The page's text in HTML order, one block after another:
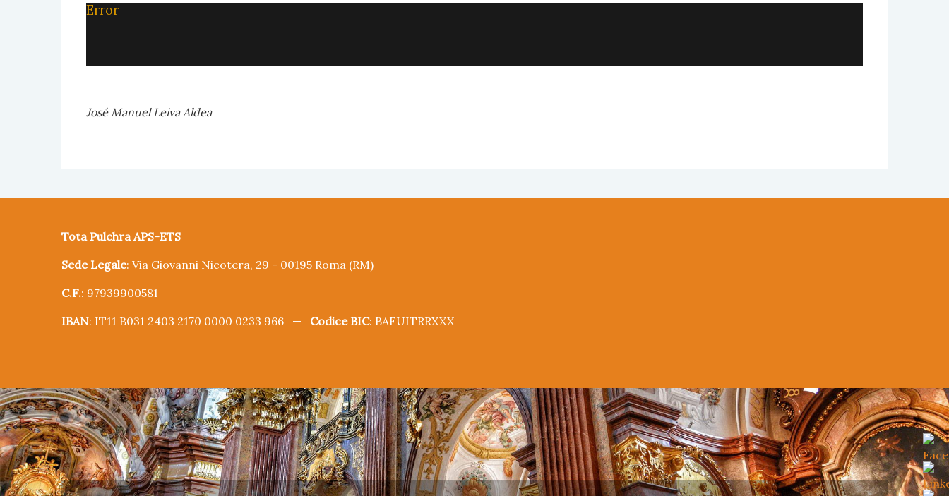
Error
José Manuel Leiva Aldea
Tota Pulchra APS-ETS
Sede Legale: Via Giovanni Nicotera, 29 - 00195 Roma (RM)
C.F.: 97939900581
IBAN: IT11 B031 2403 2170 0000 0233 966 — Codice BIC: BAFUITRRXXX